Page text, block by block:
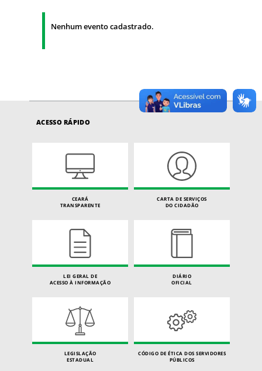
Nenhum evento cadastrado.
ACESSO RÁPIDO
CEARÁ
TRANSPARENTE
CARTA DE SERVIÇOS
DO CIDADÃO
LEI GERAL DE
ACESSO À INFORMAÇÃO
DIÁRIO
OFICIAL
LEGISLAÇÃO
ESTADUAL
CÓDIGO DE ÉTICA DOS SERVIDORES
PÚBLICOS